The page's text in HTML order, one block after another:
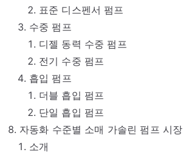
표준 디스펜서 펌프
수중 펌프
디젤 동력 수중 펌프
전기 수중 펌프
흡입 펌프
더블 흡입 펌프
단일 흡입 펌프
자동화 수준별 소매 가솔린 펌프 시장
소개